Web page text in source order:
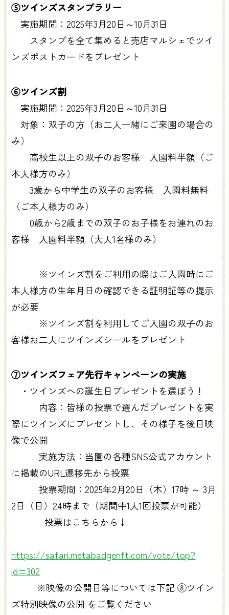
⑤ツインズスタンプラリー
実施期間：2025年3月20日～10月31日
スタンプを全て集めると売店マルシェでツイ
ンズポストカードをプレゼント
⑥ツインズ割
実施期間：2025年3月20日～10月31日
対象：双子の方（お二人一緒にご来園の場合の
み）
高校生以上の双子のお客様 入園料半額（ご
本人様方のみ）
3歳から中学生の双子のお客様 入園料無料
（ご本人様方のみ）
0歳から2歳までの双子のお子様をお連れのお
客様 入園料半額（大人1名様のみ）
※ツインズ割をご利用の際はご入園時にご
本人様方の生年月日の確認できる証明証等の提示
が必要
※ツインズ割を利用してご入園の双子のお
客様お二人にツインズシールをプレゼント
⑦ツインズフェア先行キャンペーンの実施
・ツインズへの誕生日プレゼントを選ぼう！
内容：皆様の投票で選んだプレゼントを実
際にツインズにプレゼントし、その様子を後日映
像で公開
実施方法：当園の各種SNS公式アカウント
に掲載のURL遷移先から投票
投票期間：2025年2月20日（木）17時 ～ 3月
2日（日）24時まで（期間中1人1回投票が可能）
投票はこちらから↓
https://safari.metabadgenft.com/vote/top?
id=302
※映像の公開日等については下記 ⑧ツイン
ズ特別映像の公開 をご覧ください